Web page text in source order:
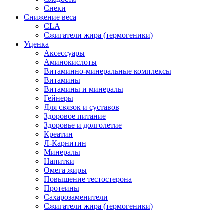
Снеки
Снижение веса
CLA
Сжигатели жира (термогеники)
Уценка
Аксессуары
Аминокислоты
Витаминно-минеральные комплексы
Витамины
Витамины и минералы
Гейнеры
Для связок и суставов
Здоровое питание
Здоровье и долголетие
Креатин
Л-Карнитин
Минералы
Напитки
Омега жиры
Повышение тестостерона
Протеины
Сахарозаменители
Сжигатели жира (термогеники)